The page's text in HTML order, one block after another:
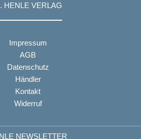
HENLE VERLAG
Impressum
AGB
Datenschutz
Händler
Kontakt
Widerruf
NEWSLETTER